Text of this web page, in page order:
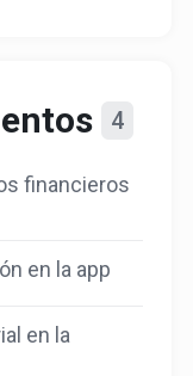
4
financieros
en la app
en la